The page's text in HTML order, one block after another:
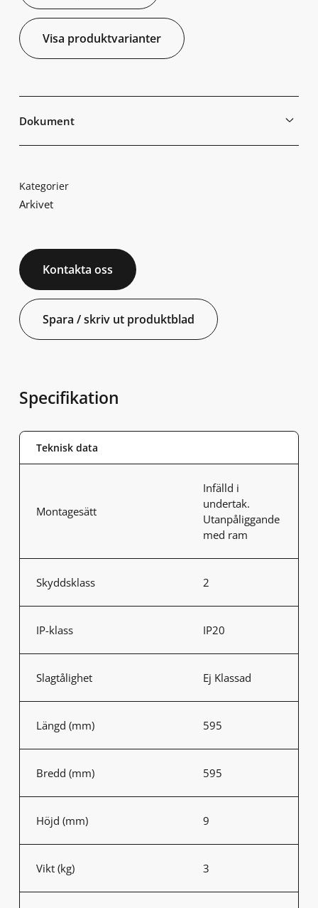
Visa produktvarianter
Dokument
Kategorier
Arkivet
Kontakta oss
Spara / skriv ut produktblad
Specifikation
Teknisk data
Montagesätt
Infälld i
undertak.
Utanpåliggande
med ram
Skyddsklass 2
IP-klass IP20
Slagtålighet Ej Klassad
Längd (mm) 595
Bredd (mm) 595
Höjd (mm) 9
Vikt (kg) 3